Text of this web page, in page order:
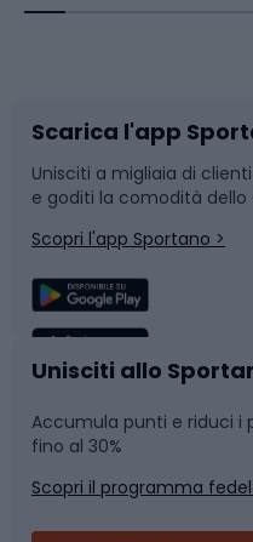
Bushcraft
Corsa
Sport di squadra
Caschi da ciclismo
Skitouring
Slitte e slittini
Snowboard
Camminata nordica
Nuoto
Pattinaggio
Scarica l'app
Unisciti a migliaia di
e goditi la comodità dello
Scopri l'app Sportano >
Unisciti allo
Accumula punti e riduci i
fino al 30%
Scopri il programma